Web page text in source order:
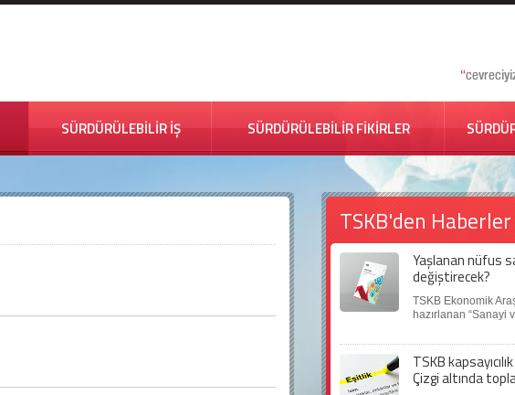
SÜRDÜRÜLEBİLİR İŞ SÜRDÜRÜLEBİLİR FİKİRLER
TSKB'den Haberler
Yaşlanan nüfus
değiştirecek?
TSKB Ekonomik
hazırlanan “Sanayi
TSKB
Çizgi altında